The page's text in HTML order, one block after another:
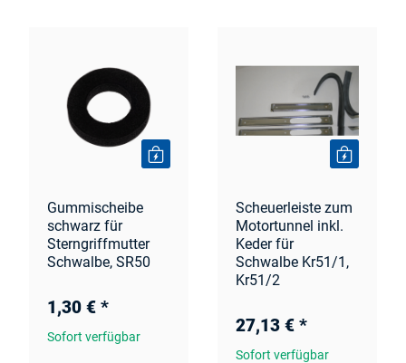
Gummischeibe
schwarz für
Sterngriffmutter
Schwalbe, SR50
1,30 € *
Sofort verfügbar
Scheuerleiste zum
Motortunnel inkl.
Keder für
Schwalbe Kr51/1,
Kr51/2
27,13 € *
Sofort verfügbar